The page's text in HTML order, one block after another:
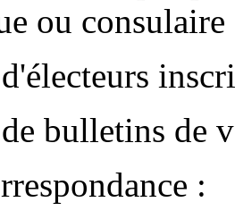
ou consulaire
bulletins de
: